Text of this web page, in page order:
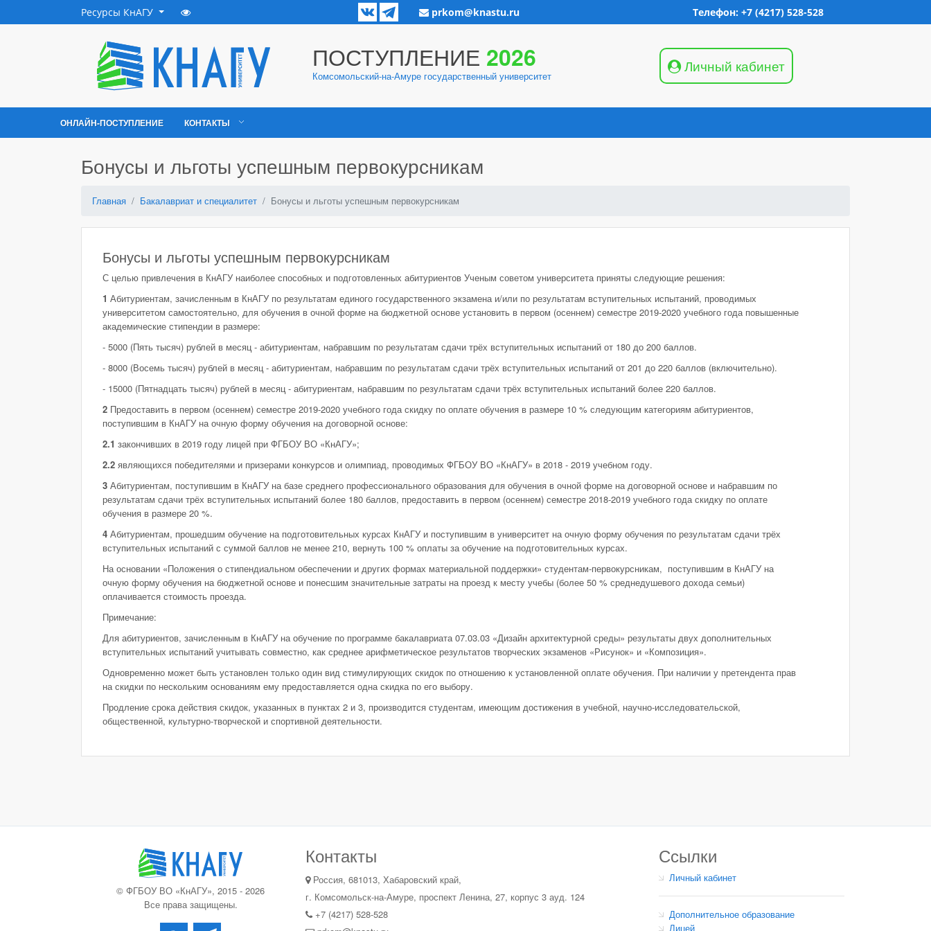
Ресурсы КнАГУ prkom@knastu.ru Телефон: +7 (4217) 528-528
ПОСТУПЛЕНИЕ 2026
Комсомольский-на-Амуре государственный университет
Личный кабинет
ОНЛАЙН-ПОСТУПЛЕНИЕ КОНТАКТЫ
Бонусы и льготы успешным первокурсникам
Главная Бакалавриат и специалитет Бонусы и льготы успешным первокурсникам
Бонусы и льготы успешным первокурсникам
С целью привлечения в КнАГУ наиболее способных и подготовленных абитуриентов Ученым советом университета приняты следующие решения:
1 Абитуриентам, зачисленным в КнАГУ по результатам единого государственного экзамена и/или по результатам вступительных испытаний, проводимых
университетом самостоятельно, для обучения в очной форме на бюджетной основе установить в первом (осеннем) семестре 2019-2020 учебного года повышенные
академические стипендии в размере:
- 5000 (Пять тысяч) рублей в месяц - абитуриентам, набравшим по результатам сдачи трёх вступительных испытаний от 180 до 200 баллов.
- 8000 (Восемь тысяч) рублей в месяц - абитуриентам, набравшим по результатам сдачи трёх вступительных испытаний от 201 до 220 баллов (включительно).
- 15000 (Пятнадцать тысяч) рублей в месяц - абитуриентам, набравшим по результатам сдачи трёх вступительных испытаний более 220 баллов.
2 Предоставить в первом (осеннем) семестре 2019-2020 учебного года скидку по оплате обучения в размере 10 % следующим категориям абитуриентов,
поступившим в КнАГУ на очную форму обучения на договорной основе:
2.1 закончивших в 2019 году лицей при ФГБОУ ВО «КнАГУ»;
2.2 являющихся победителями и призерами конкурсов и олимпиад, проводимых ФГБОУ ВО «КнАГУ» в 2018 - 2019 учебном году.
3 Абитуриентам, поступившим в КнАГУ на базе среднего профессионального образования для обучения в очной форме на договорной основе и набравшим по
результатам сдачи трёх вступительных испытаний более 180 баллов, предоставить в первом (осеннем) семестре 2018-2019 учебного года скидку по оплате
обучения в размере 20 %.
4 Абитуриентам, прошедшим обучение на подготовительных курсах КнАГУ и поступившим в университет на очную форму обучения по результатам сдачи трёх
вступительных испытаний с суммой баллов не менее 210, вернуть 100 % оплаты за обучение на подготовительных курсах.
На основании «Положения о стипендиальном обеспечении и других формах материальной поддержки» студентам-первокурсникам, поступившим в КнАГУ на
очную форму обучения на бюджетной основе и понесшим значительные затраты на проезд к месту учебы (более 50 % среднедушевого дохода семьи)
оплачивается стоимость проезда.
Примечание:
Для абитуриентов, зачисленным в КнАГУ на обучение по программе бакалавриата 07.03.03 «Дизайн архитектурной среды» результаты двух дополнительных
вступительных испытаний учитывать совместно, как среднее арифметическое результатов творческих экзаменов «Рисунок» и «Композиция».
Одновременно может быть установлен только один вид стимулирующих скидок по отношению к установленной оплате обучения. При наличии у претендента прав
на скидки по нескольким основаниям ему предоставляется одна скидка по его выбору.
Продление срока действия скидок, указанных в пунктах 2 и 3, производится студентам, имеющим достижения в учебной, научно-исследовательской,
общественной, культурно-творческой и спортивной деятельности.
© ФГБОУ ВО «КнАГУ», 2015 - 2026
Все права защищены.
Контакты
Россия, 681013, Хабаровский край,
г. Комсомольск-на-Амуре, проспект Ленина, 27, корпус 3 ауд. 124
+7 (4217) 528-528
Ссылки
Личный кабинет
Дополнительное образование
Лицей